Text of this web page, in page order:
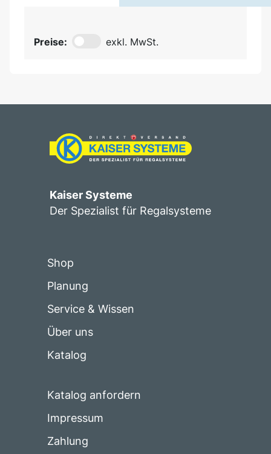
Preise: exkl. MwSt.
Kaiser Systeme
Der Spezialist für Regalsysteme
Shop
Planung
Service & Wissen
Über uns
Katalog
Katalog anfordern
Impressum
Zahlung